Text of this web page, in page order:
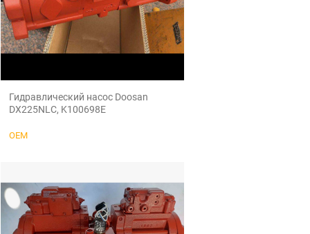
Гидравлический насос Doosan
DX225NLC, K100698E
OEM